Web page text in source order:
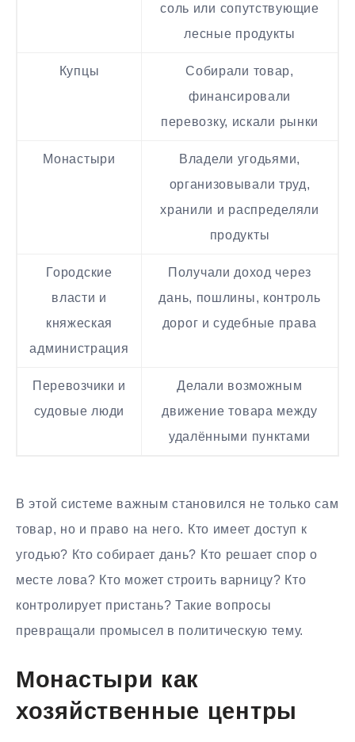
соль или сопутствующие
лесные продукты
Купцы
Собирали товар,
финансировали
перевозку, искали рынки
Монастыри
Владели угодьями,
организовывали труд,
хранили и распределяли
продукты
Городские
власти и
княжеская
администрация
Получали доход через
дань, пошлины, контроль
дорог и судебные права
Перевозчики и
судовые люди
Делали возможным
движение товара между
удалёнными пунктами
В этой системе важным становился не только сам
товар, но и право на него. Кто имеет доступ к
угодью? Кто собирает дань? Кто решает спор о
месте лова? Кто может строить варницу? Кто
контролирует пристань? Такие вопросы
превращали промысел в политическую тему.
Монастыри как
хозяйственные центры